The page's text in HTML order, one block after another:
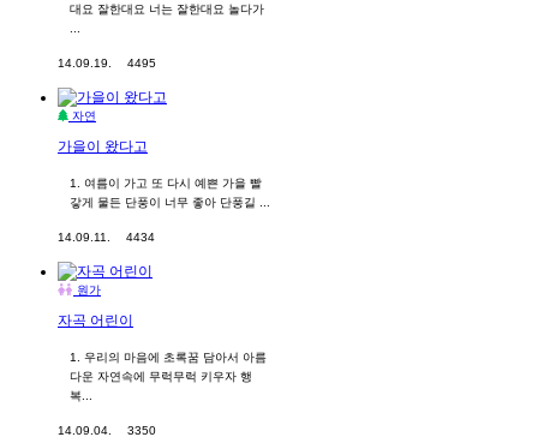
대요 잘한대요 너는 잘한대요 놀다가
14.09.19. 4495
자연
가을이 왔다고
1. 여름이 가고 또 다시 예쁜 가을 빨
갛게 물든 단풍이 너무 좋아 단풍길 ...
14.09.11. 4434
원가
자곡 어린이
1. 우리의 마음에 초록꿈 담아서 아름
다운 자연속에 무럭무럭 키우자 행
복...
14.09.04. 3350